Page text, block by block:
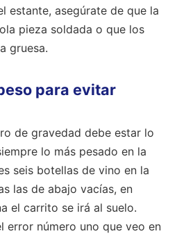
estante, asegúrate de que la
pieza soldada o que los
gruesa.
para evitar
de gravedad debe estar lo
lo más pesado en la
seis botellas de vino en la
las de abajo vacías, en
el carrito se irá al suelo.
error número uno que veo en